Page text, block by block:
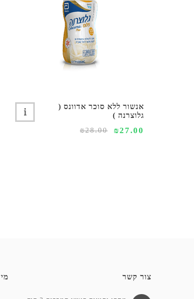
אנשור ללא סוכר אדוונס (
גלוצרנה )
₪27.00
₪28.00
צור קשר